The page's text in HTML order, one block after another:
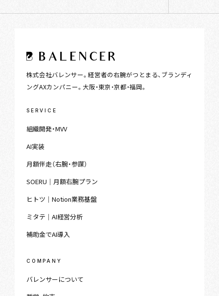
株式会社バレンサー。経営者の右腕がつとまる、ブランディ
ングAXカンパニー。大阪・東京・京都・福岡。
SERVICE
組織開発・MVV
AI実装
月額伴走（右腕・参謀）
SOERU｜月額右腕プラン
ヒトツ｜Notion業務基盤
ミタテ｜AI経営分析
補助金でAI導入
COMPANY
バレンサーについて